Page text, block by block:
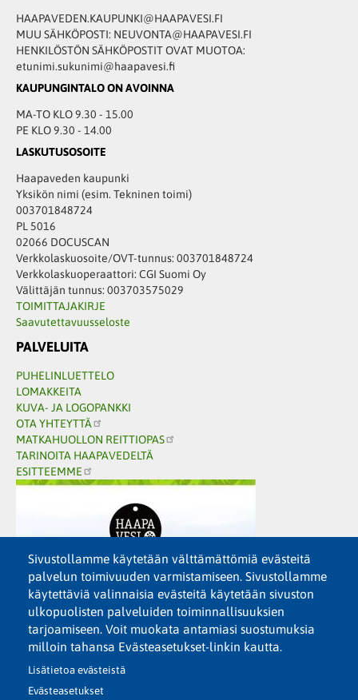
Sivustollamme käytetään välttämättömiä evästeitä
palvelun toimivuuden varmistamiseen. Sivustollamme
käytettäviä valinnaisia evästeitä käytetään sivuston
ulkopuolisten palveluiden toiminnallisuuksien
tarjoamiseen. Voit muokata antamiasi suostumuksia
milloin tahansa Evästeasetukset-linkin kautta.
Lisätietoa evästeistä
Evästeasetukset
HAAPAVEDEN.KAUPUNKI@HAAPAVESI.FI
MUU SÄHKÖPOSTI: NEUVONTA@HAAPAVESI.FI
HENKILÖSTÖN SÄHKÖPOSTIT OVAT MUOTOA:
etunimi.sukunimi@haapavesi.fi
KAUPUNGINTALO ON AVOINNA
MA-TO KLO 9.30 - 15.00
PE KLO 9.30 - 14.00
LASKUTUSOSOITE
Haapaveden kaupunki
Yksikön nimi (esim. Tekninen toimi)
003701848724
PL 5016
02066 DOCUSCAN
Verkkolaskuosoite/OVT-tunnus: 003701848724
Verkkolaskuoperaattori: CGI Suomi Oy
Välittäjän tunnus: 003703575029
TOIMITTAJAKIRJE
Saavutettavuusseloste
PALVELUITA
PUHELINLUETTELO
LOMAKKEITA
KUVA- JA LOGOPANKKI
OTA YHTEYTTÄ
MATKAHUOLLON REITTIOPAS
TARINOITA HAAPAVEDELTÄ
ESITTEEMME